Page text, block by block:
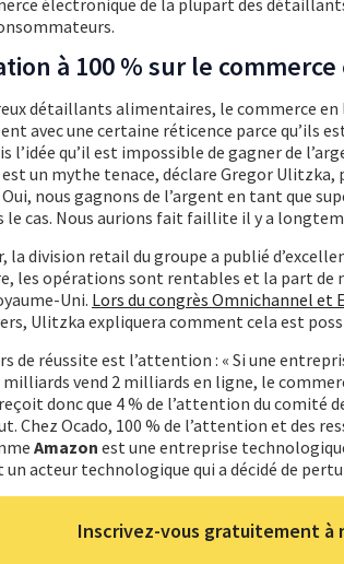
électronique de la plupart des
à 100 % sur le
détaillants alimentaires, le commerce
avec une certaine réticence parce qu’ils
l’idée qu’il est impossible de gagner de
un mythe tenace, déclare Gregor Ulitzka,
nous gagnons de l’argent en tant que
le cas. Nous aurions fait faillite il y a
la division retail du groupe a publié
les opérations sont rentables et la part de
Uni. Lors du congrès Omnichannel et
Ulitzka expliquera comment cela est
de réussite est l’attention : « Si une
milliards vend 2 milliards en ligne, le
donc que 4 % de l’attention du comité
Chez Ocado, 100 % de l’attention et des
Amazon est une entreprise
un acteur technologique qui a décidé de
Inscrivez-vous gratuitement